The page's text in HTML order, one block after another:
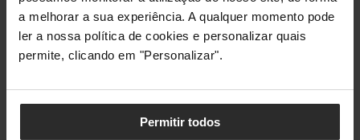
a melhorar a sua experiência. A qualquer momento pode
ler a nossa política de cookies e personalizar quais
permite, clicando em "Personalizar".
Permitir todos
Tapete Endgame Gear MPJ-